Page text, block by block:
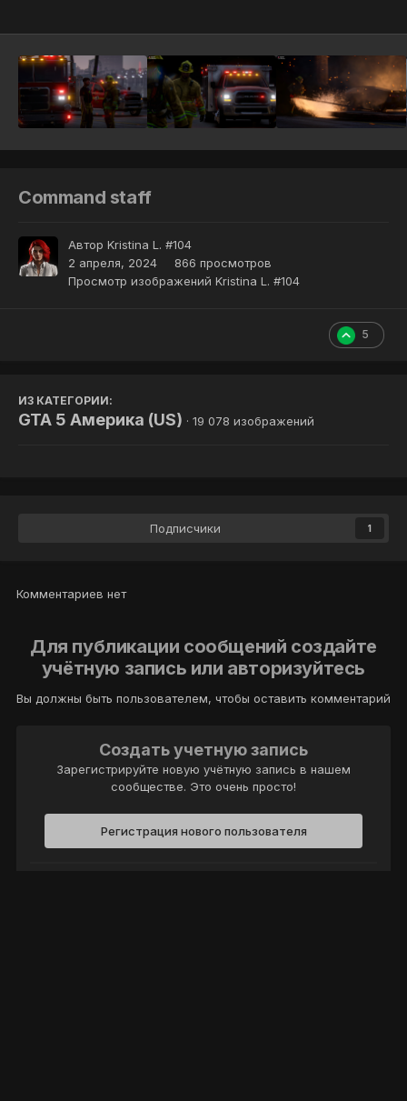
Command staff
Автор Kristina L. #104
2 апреля, 2024
866 просмотров
Просмотр изображений Kristina L. #104
5
ИЗ КАТЕГОРИИ:
GTA 5 Америка (US) · 19 078 изображений
Подписчики 1
Комментариев нет
Для публикации сообщений создайте
учётную запись или авторизуйтесь
Вы должны быть пользователем, чтобы оставить комментарий
Создать учетную запись
Зарегистрируйте новую учётную запись в нашем
сообществе. Это очень просто!
Регистрация нового пользователя